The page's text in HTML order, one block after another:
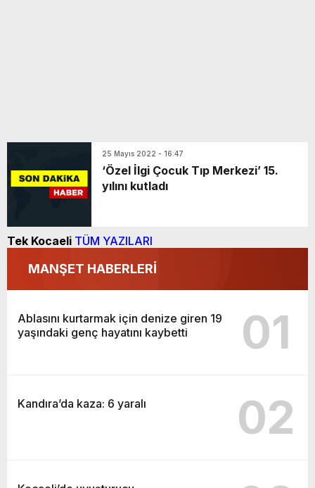
25 Mayıs 2022 - 16:47
‘Özel İlgi Çocuk Tıp Merkezi’ 15.
yılını kutladı
Tek Kocaeli TÜM YAZILARI
MANŞET HABERLERİ
Ablasını kurtarmak için denize giren 19
yaşındaki genç hayatını kaybetti
01
Kandıra’da kaza: 6 yaralı 02